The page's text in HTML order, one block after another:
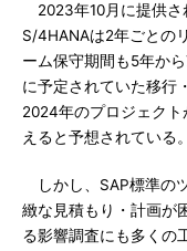
2023年10月に提供さ
S/4HANAは2年ごとの
ーム保守期間も5年か
に予定されていた移行
2024年のプロジェク
えると予想されている。
しかし、SAP標準の
緻な見積もり・計画が
る影響調査にも多くの